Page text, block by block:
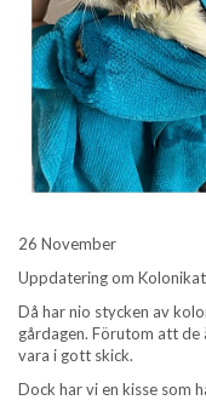
26 November
Uppdatering om
Då har nio stycken av
gårdagen. Förutom att de
vara i gott skick.
Dock har vi en kisse som